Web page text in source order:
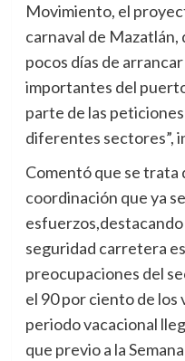
Movimiento, el
carnaval de Mazatlán,
pocos días de
importantes del
parte de las
diferentes sectores”,
Comentó que se trata
coordinación que ya
esfuerzos,destacando
seguridad carretera
preocupaciones del
el 90 por ciento de
periodo vacacional
que previo a la